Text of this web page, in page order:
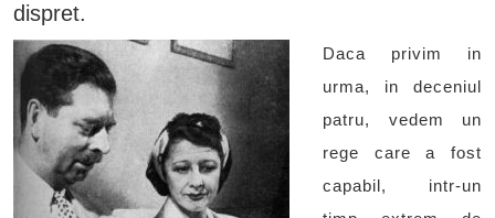
dispret.
Daca privim in
urma, in deceniul
patru, vedem un
rege care a fost
capabil, intr-un